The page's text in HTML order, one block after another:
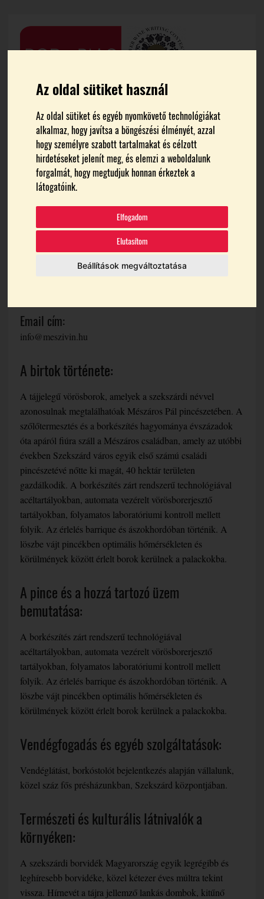
Az oldal sütiket használ
Az oldal sütiket és egyéb nyomkövető technológiákat
alkalmaz, hogy javítsa a böngészési élményét, azzal
hogy személyre szabott tartalmakat és célzott
hirdetéseket jelenít meg, és elemzi a weboldalunk
forgalmát, hogy megtudjuk honnan érkeztek a
látogatóink.
Elfogadom
Elutasítom
Beállítások megváltoztatása
FŐOLDAL BORÁSZATOK
Mészáros Borház és Pince -
Szekszárd
Középbirtok
Email cím:
info@meszivin.hu
A birtok története:
A tájjelegű vörösborok, amelyek a szekszárdi névvel
azonosulnak megtalálhatóak Mészáros Pál pincészetében. A
szőlőtermesztés és a borkészítés hagyománya évszázadok
óta apáról fiúra száll a Mészáros családban, amely az utóbbi
években Szekszárd város egyik első számú családi
pincészetévé nőtte ki magát, 40 hektár területen
gazdálkodik. A borkészítés zárt rendszerű technológiával
acéltartályokban, automata vezérelt vörösborerjesztő
tartályokban, folyamatos laboratóriumi kontroll mellett
folyik. Az érlelés barrique és ászokhordóban történik. A
löszbe vájt pincékben optimális hőmérsékleten és
körülmények között érlelt borok kerülnek a palackokba.
A pince és a hozzá tartozó üzem
bemutatása:
A borkészítés zárt rendszerű technológiával
acéltartályokban, automata vezérelt vörösborerjesztő
tartályokban, folyamatos laboratóriumi kontroll mellett
folyik. Az érlelés barrique és ászokhordóban történik. A
löszbe vájt pincékben optimális hőmérsékleten és
körülmények között érlelt borok kerülnek a palackokba.
Vendégfogadás és egyéb szolgáltatások:
Vendéglátást, borkóstolót bejelentkezés alapján vállalunk,
közel száz fős présházunkban, Szekszárd központjában.
Természeti és kulturális látnivalók a
környéken:
A szekszárdi borvidék Magyarország egyik legrégibb és
leghíresebb borvidéke, közel kétezer éves múltra tekint
vissza. Hírnevét a tájra jellemző lankás dombok, kitűnő